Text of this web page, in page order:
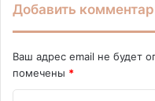
Добавить
Ваш адрес email не будет
помечены *